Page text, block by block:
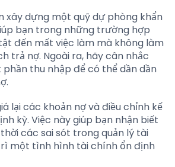
xây dựng một quỹ dự phòng khẩn
bạn trong những trường hợp
đến mất việc làm mà không làm
trả nợ. Ngoài ra, hãy cân nhắc
thu nhập để có thể dần dần
lại các khoản nợ và điều chỉnh kế
kỳ. Việc này giúp bạn nhận biết
các sai sót trong quản lý tài
một tình hình tài chính ổn định